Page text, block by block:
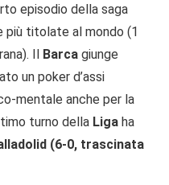
episodio della saga
più titolate al mondo (1
Il Barca giunge
un poker d’assi
mentale anche per la
turno della Liga ha
(6-0, trascinata